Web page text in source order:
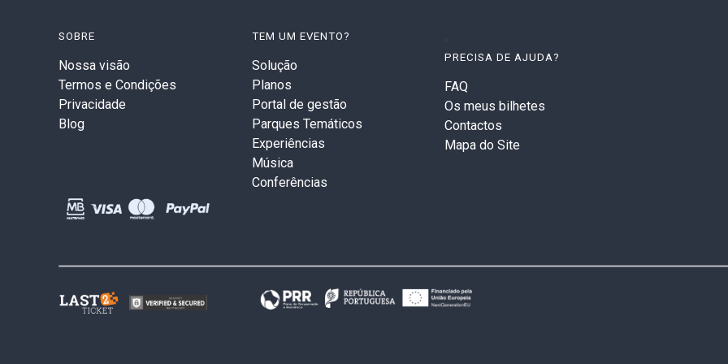
SOBRE
Nossa visão
Termos e Condições
Privacidade
Blog
TEM UM EVENTO?
Solução
Planos
Portal de gestão
Parques Temáticos
Experiências
Música
Conferências
PRECISA DE AJUDA?
FAQ
Os meus bilhetes
Contactos
Mapa do Site